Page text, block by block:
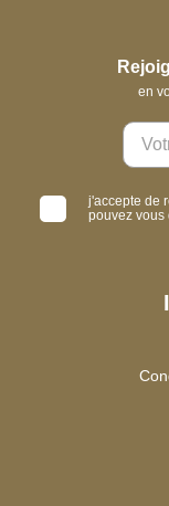
en
j'accepte de
pouvez vous